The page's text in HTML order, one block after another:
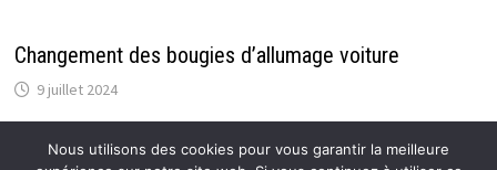
Changement des bougies d’allumage voiture
9 juillet 2024
Nous utilisons des cookies pour vous garantir la meilleure